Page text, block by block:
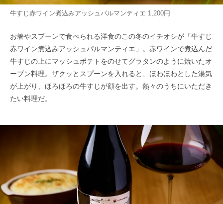
牛すじ赤ワイン煮込みアッシュパルマンティエ 1,200円
お箸やスプーンで食べられる洋食のこの冬のイチオシが「牛すじ
赤ワイン煮込みアッシュパルマンティエ」。赤ワインで煮込んだ
牛すじの上にマッシュポテトをのせてグラタンのように焼いたオ
ーブン料理。ザクッとスプーンを入れると、ほわほわとした湯気
が上がり、ほろほろの牛すじが顔を出す。熱々のうちにいただき
たい料理だ。